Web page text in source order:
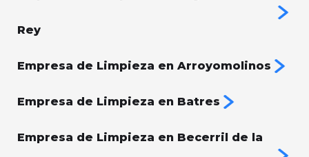
Rey
Empresa de Limpieza en Arroyomolinos
Empresa de Limpieza en Batres
Empresa de Limpieza en Becerril de la